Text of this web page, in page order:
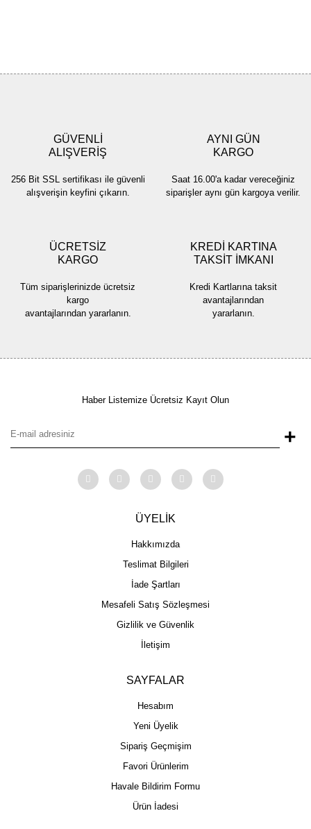
Ürün bilgilerinde hatalar bulunuyor.
Ürün fiyatı diğer sitelerden daha pahalı.
Bu ürüne benzer farklı alternatifler olmalı.
GÜVENLİ
ALIŞVERİŞ
256 Bit SSL sertifikası ile güvenli
alışverişin keyfini çıkarın.
AYNI GÜN
KARGO
Saat 16.00'a kadar vereceğiniz
siparişler aynı gün kargoya verilir.
ÜCRETSİZ
KARGO
Tüm siparişlerinizde ücretsiz
kargo
avantajlarından yararlanın.
KREDİ KARTINA
TAKSİT İMKANI
Kredi Kartlarına taksit
avantajlarından
yararlanın.
Haber Listemize Ücretsiz Kayıt Olun
+
ÜYELİK
Hakkımızda
Teslimat Bilgileri
İade Şartları
Mesafeli Satış Sözleşmesi
Gizlilik ve Güvenlik
İletişim
SAYFALAR
Hesabım
Yeni Üyelik
Sipariş Geçmişim
Favori Ürünlerim
Havale Bildirim Formu
Ürün İadesi